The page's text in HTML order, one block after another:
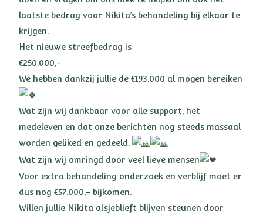
laatste bedrag voor Nikita’s behandeling bij elkaar te
krijgen.
Het nieuwe streefbedrag is
€250.000,-
We hebben dankzij jullie de €193.000 al mogen bereiken
Wat zijn wij dankbaar voor alle support, het
medeleven en dat onze berichten nog steeds massaal
worden geliked en gedeeld.
Wat zijn wij omringd door veel lieve mensen
Voor extra behandeling onderzoek en verblijf moet er
dus nog €57.000,- bijkomen.
Willen jullie Nikita alsjeblieft blijven steunen door